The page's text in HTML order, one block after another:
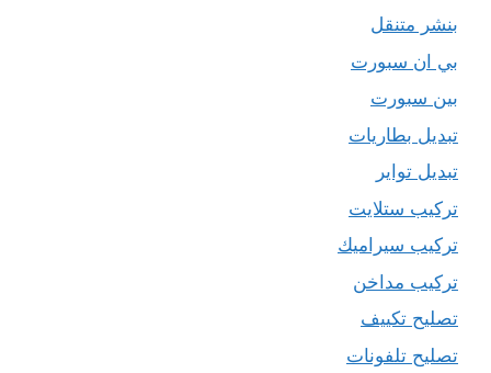
بنشر متنقل
بي ان سبورت
بين سبورت
تبديل بطاريات
تبديل تواير
تركيب ستلايت
تركيب سيراميك
تركيب مداخن
تصليح تكييف
تصليح تلفونات